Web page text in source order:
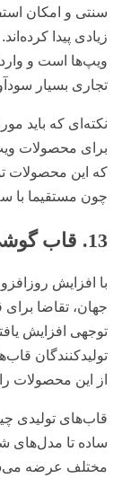
سنتی و امکان
زیادی پیدا
ویپ‌ها است و
تجاری بسیار
نکته‌ای که باید
برای محصولات
که این محصولات
چون مستقیما با
13. قاب گوشی
با افزایش
جهان، تقاضا
توجهی افزایش
تولیدکنندگان
از این محصولات
قاب‌های تولیدی
ساده تا مدل‌های
مختلف عرضه